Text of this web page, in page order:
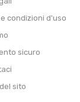
condizioni d'uso
sicuro
sito